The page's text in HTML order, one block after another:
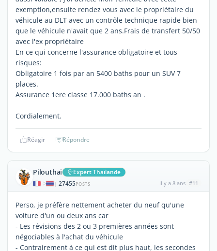
exemption,ensuite rendez vous avec le propriètaire du
véhicule au DLT avec un contrôle technique rapide bien
que le véhicule n'avait que 2 ans.Frais de transfert 50/50
avec l'ex propriétaire
En ce qui concerne l'assurance obligatoire et tous
risques:
Obligatoire 1 fois par an 5400 baths pour un SUV 7
places.
Assurance 1ere classe 17.000 baths an .
Cordialement.
Réagir Répondre
Pilouthai Expert Thaïlande
| 27455POSTS il y a 8 ans #11
Perso, je préfère nettement acheter du neuf qu'une
voiture d'un ou deux ans car
- Les révisions des 2 ou 3 premières années sont
négociables à l'achat du véhicule
- Contrairement à ce qui est dit plus haut, les secondes